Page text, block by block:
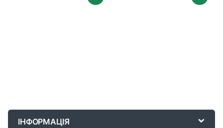
ІНФОРМАЦІЯ